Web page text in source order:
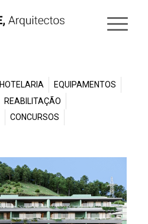
HOTELARIA
EQUIPAMENTOS
REABILITAÇÃO
CONCURSOS